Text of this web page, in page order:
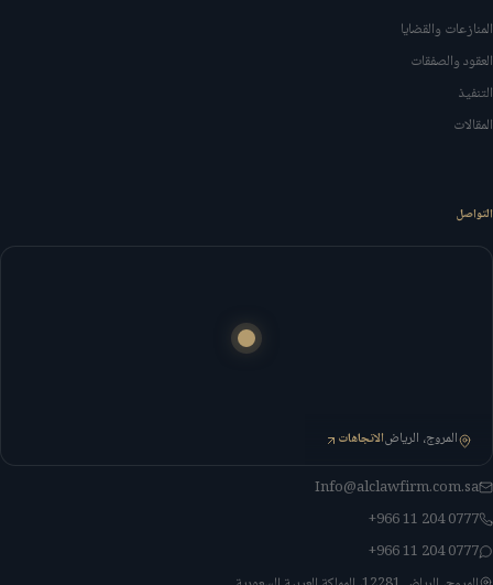
المنازعات والقضايا
العقود والصفقات
التنفيذ
المقالات
التواصل
المروج، الرياضالاتجاهات
Info@alclawfirm.com.sa
+966 11 204 0777
+966 11 204 0777